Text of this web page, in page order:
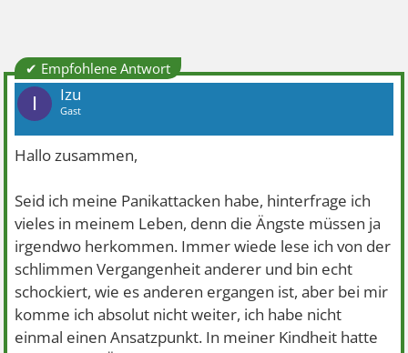
✔ Empfohlene Antwort
I Izu
Gast
Hallo zusammen,
Seid ich meine Panikattacken habe, hinterfrage ich
vieles in meinem Leben, denn die Ängste müssen ja
irgendwo herkommen. Immer wiede lese ich von der
schlimmen Vergangenheit anderer und bin echt
schockiert, wie es anderen ergangen ist, aber bei mir
komme ich absolut nicht weiter, ich habe nicht
einmal einen Ansatzpunkt. In meiner Kindheit hatte